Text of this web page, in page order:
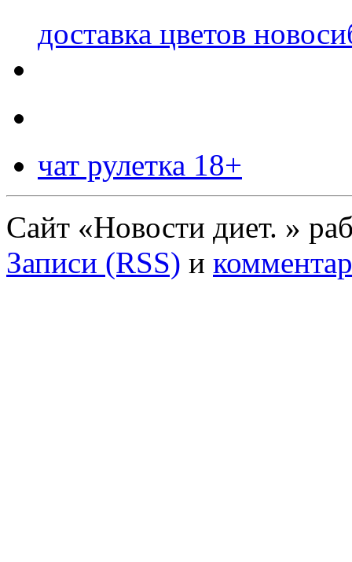
доставка цветов
чат рулетка 18+
Сайт «Новости диет. »
Записи (RSS) и